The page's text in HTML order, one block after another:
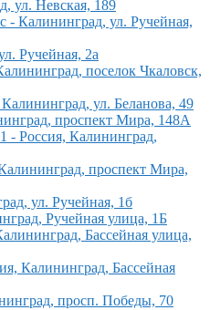
ул. Невская, 189
- Калининград, ул. Ручейная,
Ручейная, 2а
поселок Чкаловск,
ул. Беланова, 49
проспект Мира, 148А
Россия, Калининград,
проспект Мира,
ул. Ручейная, 1б
Ручейная улица, 1Б
Бассейная улица,
Калининград, Бассейная
просп. Победы, 70